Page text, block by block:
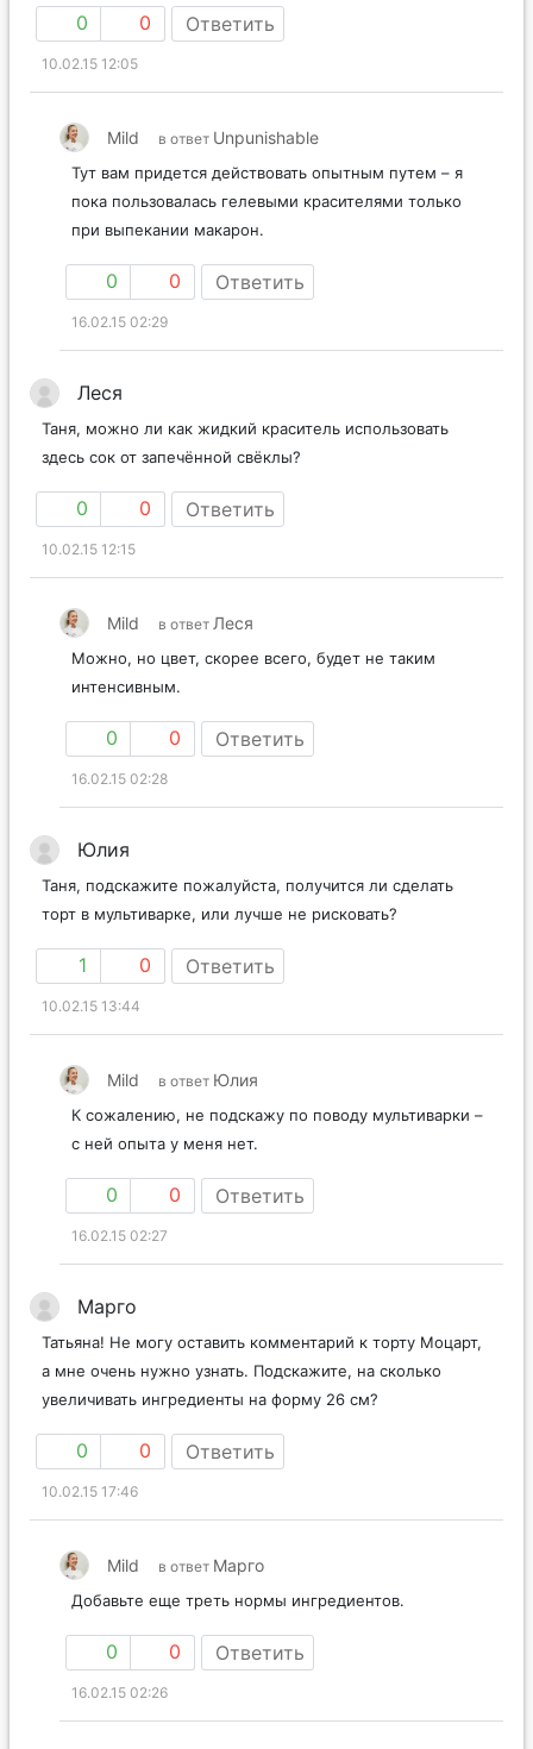
0 0 Ответить
10.02.15 12:05
Mild в ответ Unpunishable
Тут вам придется действовать опытным путем – я
пока пользовалась гелевыми красителями только
при выпекании макарон.
0 0 Ответить
16.02.15 02:29
Леся
Таня, можно ли как жидкий краситель использовать
здесь сок от запечённой свёклы?
0 0 Ответить
10.02.15 12:15
Mild в ответ Леся
Можно, но цвет, скорее всего, будет не таким
интенсивным.
0 0 Ответить
16.02.15 02:28
Юлия
Таня, подскажите пожалуйста, получится ли сделать
торт в мультиварке, или лучше не рисковать?
1 0 Ответить
10.02.15 13:44
Mild в ответ Юлия
К сожалению, не подскажу по поводу мультиварки –
с ней опыта у меня нет.
0 0 Ответить
16.02.15 02:27
Марго
Татьяна! Не могу оставить комментарий к торту Моцарт,
а мне очень нужно узнать. Подскажите, на сколько
увеличивать ингредиенты на форму 26 см?
0 0 Ответить
10.02.15 17:46
Mild в ответ Марго
Добавьте еще треть нормы ингредиентов.
0 0 Ответить
16.02.15 02:26